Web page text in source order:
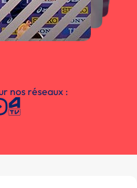
nos réseaux :